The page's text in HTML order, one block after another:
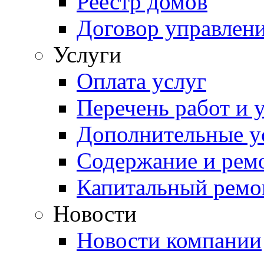
Договор
Услуги
Оплата услуг
Перечень работ и
Дополнительные
Содержание и
Капитальный
Новости
Новости компании